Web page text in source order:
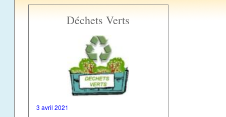
Déchets Verts
3 avril 2021